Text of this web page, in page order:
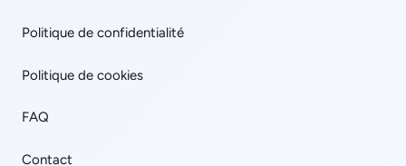
Politique de confidentialité
Politique de cookies
FAQ
Contact